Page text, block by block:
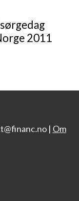
2011
| Om